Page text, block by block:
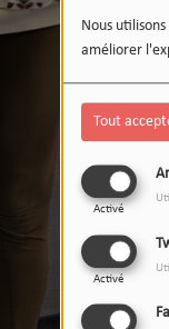
Nous
améliorer
Tout
Activé
Activé